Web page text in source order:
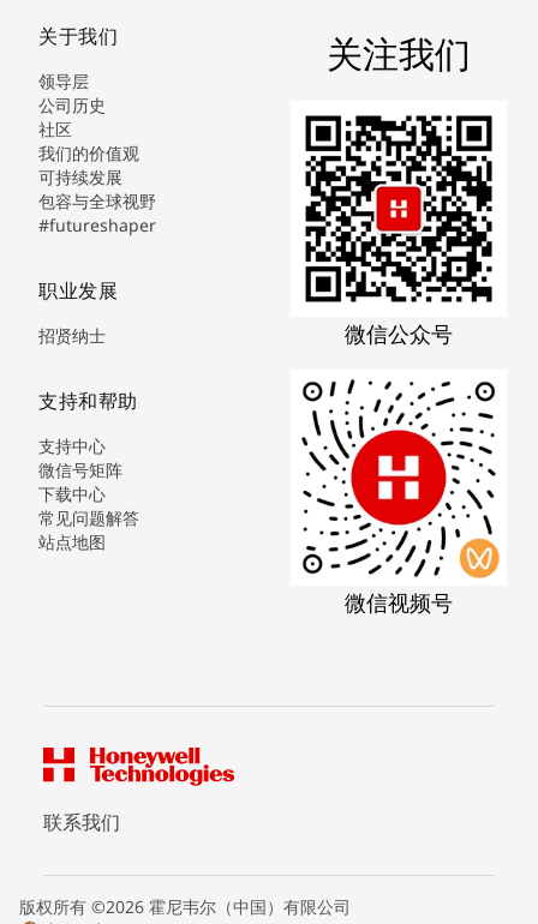
关于我们
领导层
公司历史
社区
我们的价值观
可持续发展
包容与全球视野
#futureshaper
职业发展
招贤纳士
支持和帮助
支持中心
微信号矩阵
下载中心
常见问题解答
站点地图
关注我们
微信公众号
微信视频号
联系我们
版权所有 ©2026 霍尼韦尔（中国）有限公司